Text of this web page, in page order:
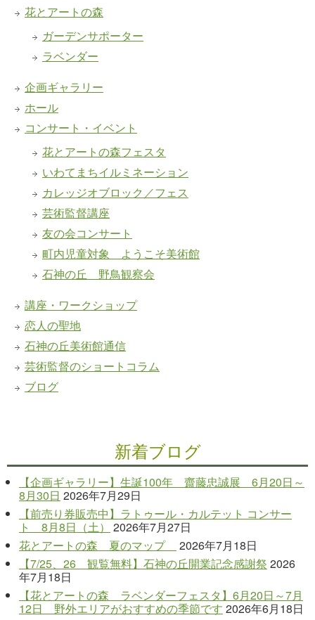
花とアートの森
ガーデンサポーター
ラベンダー
企画ギャラリー
ホール
コンサート・イベント
花とアートの森フェスタ
いわてまちイルミネーション
カレッジオブロック／フェス
芸術監督講座
友の会コンサート
町内児童対象 ようこそ美術館
石神の丘 野鳥観察会
講座・ワークショップ
恋人の聖地
石神の丘美術館通信
芸術監督のショートコラム
ブログ
新着ブログ
【企画ギャラリー】生誕100年 齋藤忠誠展 6月20日～
8月30日 2026年7月29日
【前売り券販売中】ラトゥール・カルテット コンサー
ト 8月8日（土）
2026年7月27日
花とアートの森 夏のマップ
2026年7月18日
【7/25、26 観覧無料】石神の丘開業記念感謝祭 2026
年7月18日
【花とアートの森 ラベンダーフェスタ】6月20日～7月
12日 野外エリアがおすすめの季節です 2026年6月18日